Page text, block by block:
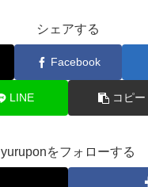
シェアする
Facebook
LINE コピー
yuruponをフォローする